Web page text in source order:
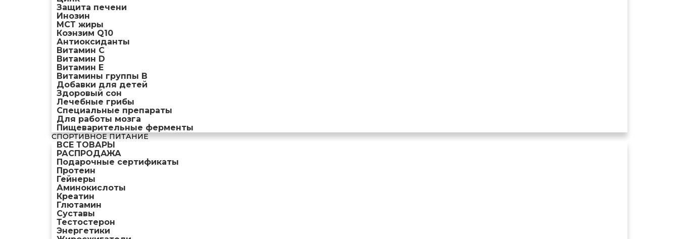
Защита печени
Инозин
МСТ жиры
Коэнзим Q10
Антиоксиданты
Витамин С
Витамин D
Витамин Е
Витамины группы B
Добавки для детей
Здоровый сон
Лечебные грибы
Специальные препараты
Для работы мозга
Пищеварительные ферменты
СПОРТИВНОЕ ПИТАНИЕ
ВСЕ ТОВАРЫ
РАСПРОДАЖА
Подарочные сертификаты
Протеин
Гейнеры
Аминокислоты
Креатин
Глютамин
Суставы
Тестостерон
Энергетики